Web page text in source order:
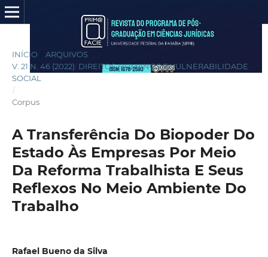
INÍCIO ARQUIVOS
V. 21 N. 46 (2022): DIREITOS HUMANOS E VULNERABILIDADE
SOCIAL
/
Corpus
A Transferência Do Biopoder Do
Estado Às Empresas Por Meio
Da Reforma Trabalhista E Seus
Reflexos No Meio Ambiente Do
Trabalho
Rafael Bueno da Silva